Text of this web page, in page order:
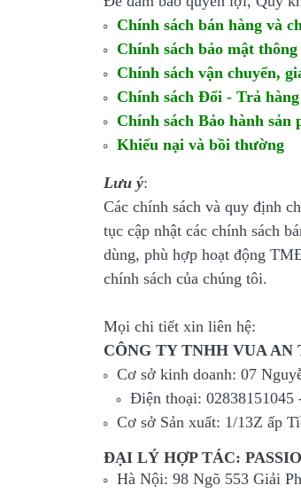
Chính sách bán hàng và
Chính sách bảo mật
Chính sách vận chuyển,
Chính sách Đổi - Trả
Chính sách Bảo hành sản
Khiếu nại và bồi thường
Lưu ý:
Các chính sách và quy định
tục cập nhật các chính sách
dùng, phù hợp hoạt động
chính sách của chúng tôi.
Mọi chi tiết xin liên hệ:
CÔNG TY TNHH VUA AN
Cơ sở kinh doanh: 07
Điện thoại: 02838151045
Cơ sở Sản xuất: 1/13Z ấp
ĐẠI LÝ HỢP TÁC:
Hà Nội: 98 Ngõ 553 Giải